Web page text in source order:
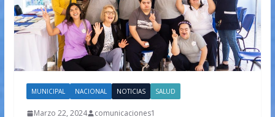
MUNICIPAL NACIONAL NOTICIAS SALUD
Marzo 22, 2024 comunicaciones1